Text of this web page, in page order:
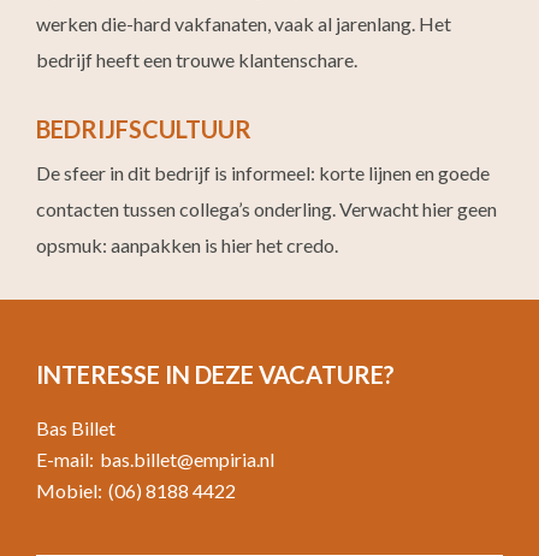
werken die-hard vakfanaten, vaak al jarenlang. Het
bedrijf heeft een trouwe klantenschare.
BEDRIJFSCULTUUR
De sfeer in dit bedrijf is informeel: korte lijnen en goede
contacten tussen collega’s onderling. Verwacht hier geen
opsmuk: aanpakken is hier het credo.
INTERESSE IN DEZE VACATURE?
Bas Billet
E-mail: bas.billet@empiria.nl
Mobiel: (06) 8188 4422